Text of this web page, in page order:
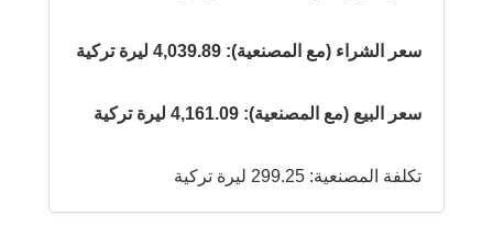
سعر الشراء (مع المصنعية): 4,039.89 ليرة تركية
سعر البيع (مع المصنعية): 4,161.09 ليرة تركية
تكلفة المصنعية: 299.25 ليرة تركية